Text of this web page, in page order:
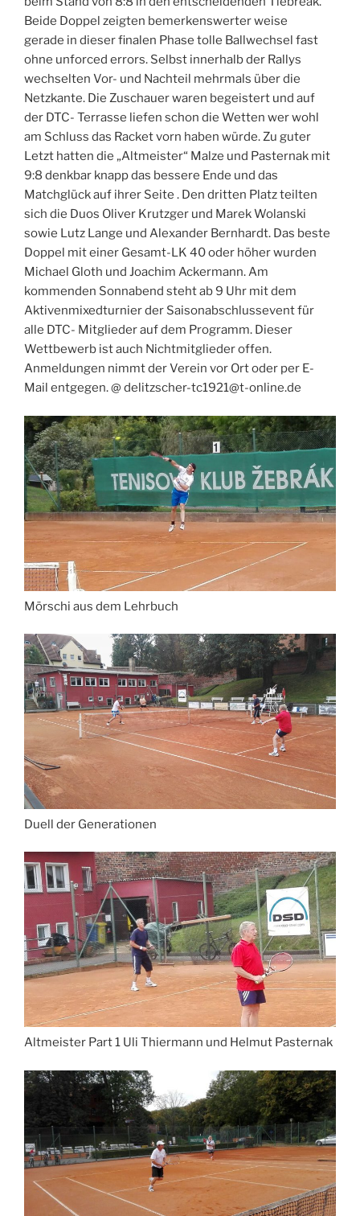
Beide Doppel zeigten bemerkenswerter weise
gerade in dieser finalen Phase tolle Ballwechsel fast
ohne unforced errors. Selbst innerhalb der Rallys
wechselten Vor- und Nachteil mehrmals über die
Netzkante. Die Zuschauer waren begeistert und auf
der DTC- Terrasse liefen schon die Wetten wer wohl
am Schluss das Racket vorn haben würde. Zu guter
Letzt hatten die „Altmeister“ Malze und Pasternak mit
9:8 denkbar knapp das bessere Ende und das
Matchglück auf ihrer Seite . Den dritten Platz teilten
sich die Duos Oliver Krutzger und Marek Wolanski
sowie Lutz Lange und Alexander Bernhardt. Das beste
Doppel mit einer Gesamt-LK 40 oder höher wurden
Michael Gloth und Joachim Ackermann. Am
kommenden Sonnabend steht ab 9 Uhr mit dem
Aktivenmixedturnier der Saisonabschlussevent für
alle DTC- Mitglieder auf dem Programm. Dieser
Wettbewerb ist auch Nichtmitglieder offen.
Anmeldungen nimmt der Verein vor Ort oder per E-
Mail entgegen. @ delitzscher-tc1921@t-online.de
Mörschi aus dem Lehrbuch
Duell der Generationen
Altmeister Part 1 Uli Thiermann und Helmut Pasternak